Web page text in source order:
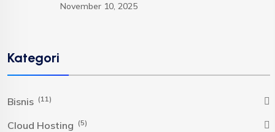
November 10, 2025
Kategori
Bisnis (11)
Cloud Hosting (5)